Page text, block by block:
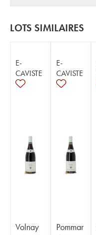
LOTS SIMILAIRES
E-
CAVISTE
Volnay
E-
CAVISTE
Pommar